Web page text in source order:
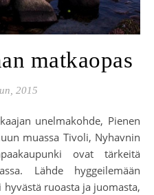
matkaopas
2015
muassa Tivoli, Nyhavnin
ovat tärkeitä
Lähde hyggeilemään
ruoasta ja juomasta,